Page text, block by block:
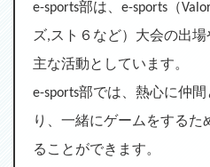
e-sports部は、e-sports（
ズ,スト６など）大会の出
主な活動としています。
e-sports部では、熱心に仲
り、一緒にゲームをするた
ることができます。